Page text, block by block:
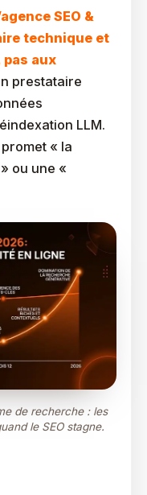
SEO &
technique et
aux
prestataire
LLM.
« la
ou une «
de recherche : les
le SEO stagne.